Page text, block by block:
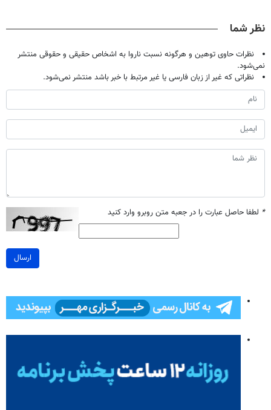
نظر شما
نظرات حاوی توهین و هرگونه نسبت ناروا به اشخاص حقیقی و حقوقی منتشر
نمی‌شود.
نظراتی که غیر از زبان فارسی یا غیر مرتبط با خبر باشد منتشر نمی‌شود.
* لطفا حاصل عبارت را در جعبه متن روبرو وارد کنید
ارسال